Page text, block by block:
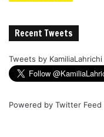
Recent Tweets
Tweets by KamiliaLahrichi
Powered by Twitter Feed